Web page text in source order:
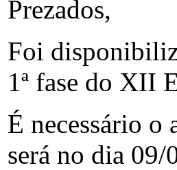
Prezados,
Foi
1ª fase do XII
É necessário o
será no dia 09/